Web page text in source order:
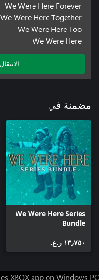
We Were Here Forever
We Were Here Together
We Were Here Too
We Were Here
مضمنة في
We Were Here Series
Bundle
١٣٫٧٥٠ ر.ع.‏
XBOX app on Windows PC